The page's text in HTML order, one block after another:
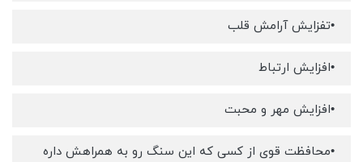
•تفزایش آرامش قلب
•افزایش ارتباط
•افزایش مهر و محبت
•محافظت قوی از کسی که این سنگ رو به همراهش داره